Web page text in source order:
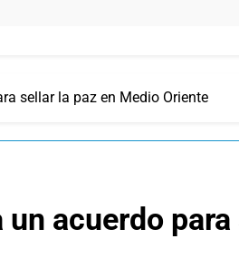
sellar la paz en Medio Oriente
acuerdo